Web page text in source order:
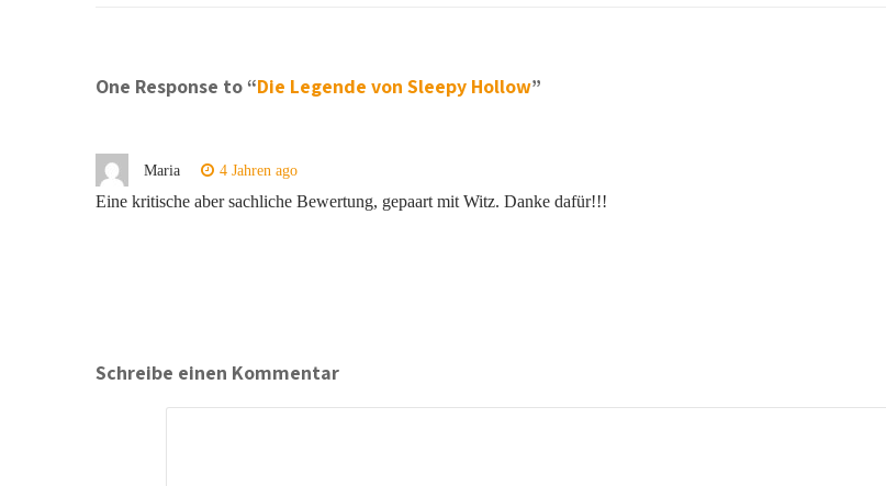
One Response to “Die Legende von Sleepy Hollow”
Maria 4 Jahren ago
Eine kritische aber sachliche Bewertung, gepaart mit Witz. Danke dafür!!!
Schreibe einen Kommentar